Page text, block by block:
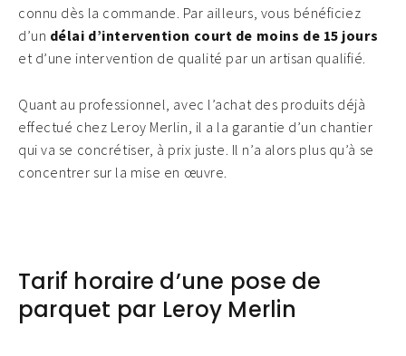
connu dès la commande. Par ailleurs, vous bénéficiez
d’un délai d’intervention court de moins de 15 jours
et d’une intervention de qualité par un artisan qualifié.
Quant au professionnel, avec l’achat des produits déjà
effectué chez Leroy Merlin, il a la garantie d’un chantier
qui va se concrétiser, à prix juste. Il n’a alors plus qu’à se
concentrer sur la mise en œuvre.
Tarif horaire d’une pose de
parquet par Leroy Merlin